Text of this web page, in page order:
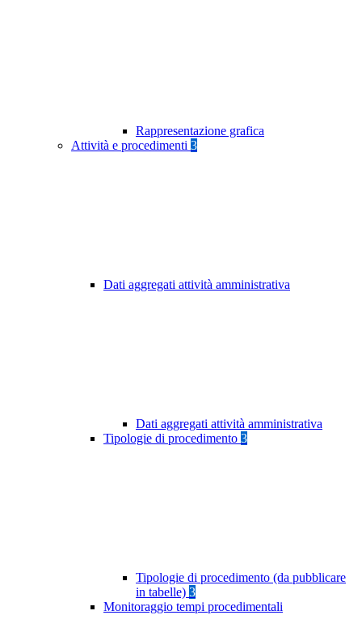
Rappresentazione grafica
Attività e procedimenti 3
Dati aggregati attività amministrativa
Dati aggregati attività amministrativa
Tipologie di procedimento 3
Tipologie di procedimento (da pubblicare
in tabelle) 3
Monitoraggio tempi procedimentali